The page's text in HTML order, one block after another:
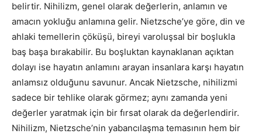
belirtir. Nihilizm, genel olarak değerlerin, anlamın ve
amacın yokluğu anlamına gelir. Nietzsche’ye göre, din ve
ahlaki temellerin çöküşü, bireyi varoluşsal bir boşlukla
baş başa bırakabilir. Bu boşluktan kaynaklanan açıktan
dolayı ise hayatın anlamını arayan insanlara karşı hayatın
anlamsız olduğunu savunur. Ancak Nietzsche, nihilizmi
sadece bir tehlike olarak görmez; aynı zamanda yeni
değerler yaratmak için bir fırsat olarak da değerlendirir.
Nihilizm, Nietzsche’nin yabancılaşma temasının hem bir